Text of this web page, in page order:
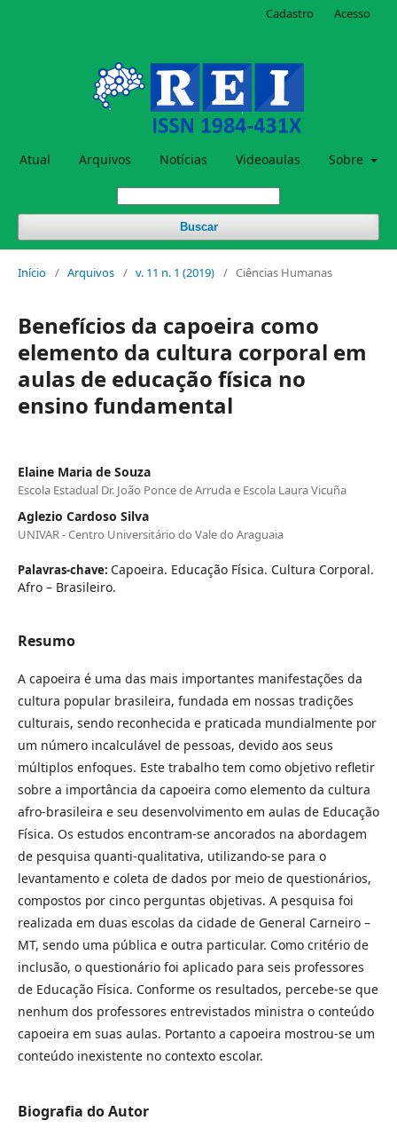
Atual Arquivos Notícias Videoaulas Sobre
Buscar
Cadastro Acesso
Início / Arquivos / v. 11 n. 1 (2019) / Ciências Humanas
Benefícios da capoeira como
elemento da cultura corporal em
aulas de educação física no
ensino fundamental
Elaine Maria de Souza
Escola Estadual Dr. João Ponce de Arruda e Escola Laura Vicuña
Aglezio Cardoso Silva
UNIVAR - Centro Universitário do Vale do Araguaia
Palavras-chave: Capoeira. Educação Física. Cultura Corporal.
Afro – Brasileiro.
Resumo
A capoeira é uma das mais importantes manifestações da
cultura popular brasileira, fundada em nossas tradições
culturais, sendo reconhecida e praticada mundialmente por
um número incalculável de pessoas, devido aos seus
múltiplos enfoques. Este trabalho tem como objetivo refletir
sobre a importância da capoeira como elemento da cultura
afro-brasileira e seu desenvolvimento em aulas de Educação
Física. Os estudos encontram-se ancorados na abordagem
de pesquisa quanti-qualitativa, utilizando-se para o
levantamento e coleta de dados por meio de questionários,
compostos por cinco perguntas objetivas. A pesquisa foi
realizada em duas escolas da cidade de General Carneiro –
MT, sendo uma pública e outra particular. Como critério de
inclusão, o questionário foi aplicado para seis professores
de Educação Física. Conforme os resultados, percebe-se que
nenhum dos professores entrevistados ministra o conteúdo
capoeira em suas aulas. Portanto a capoeira mostrou-se um
conteúdo inexistente no contexto escolar.
Biografia do Autor